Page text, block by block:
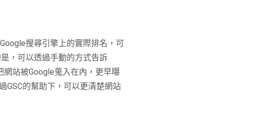
搜尋引擎上的實際排名，可
，可以透過手動的方式告訴
站被Google蒐入在內，更早曝
GSC的幫助下，可以更清楚網站